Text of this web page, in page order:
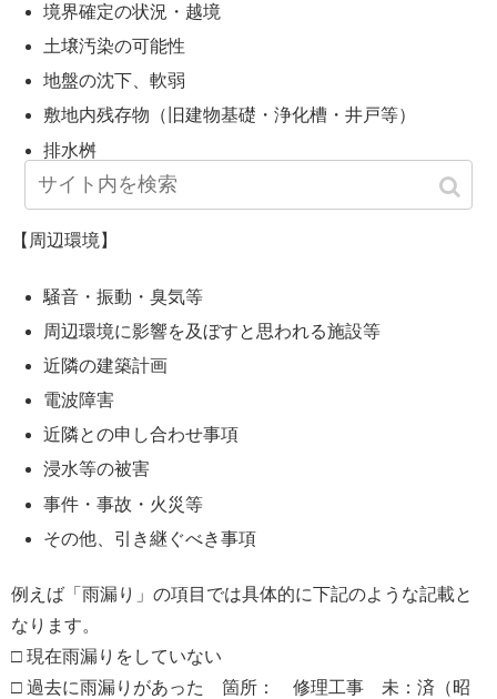
境界確定の状況・越境
土壌汚染の可能性
地盤の沈下、軟弱
敷地内残存物（旧建物基礎・浄化槽・井戸等）
排水桝
その他
【周辺環境】
騒音・振動・臭気等
周辺環境に影響を及ぼすと思われる施設等
近隣の建築計画
電波障害
近隣との申し合わせ事項
浸水等の被害
事件・事故・火災等
その他、引き継ぐべき事項
例えば「雨漏り」の項目では具体的に下記のような記載と
なります。
□ 現在雨漏りをしていない
□ 過去に雨漏りがあった 箇所： 修理工事 未：済（昭